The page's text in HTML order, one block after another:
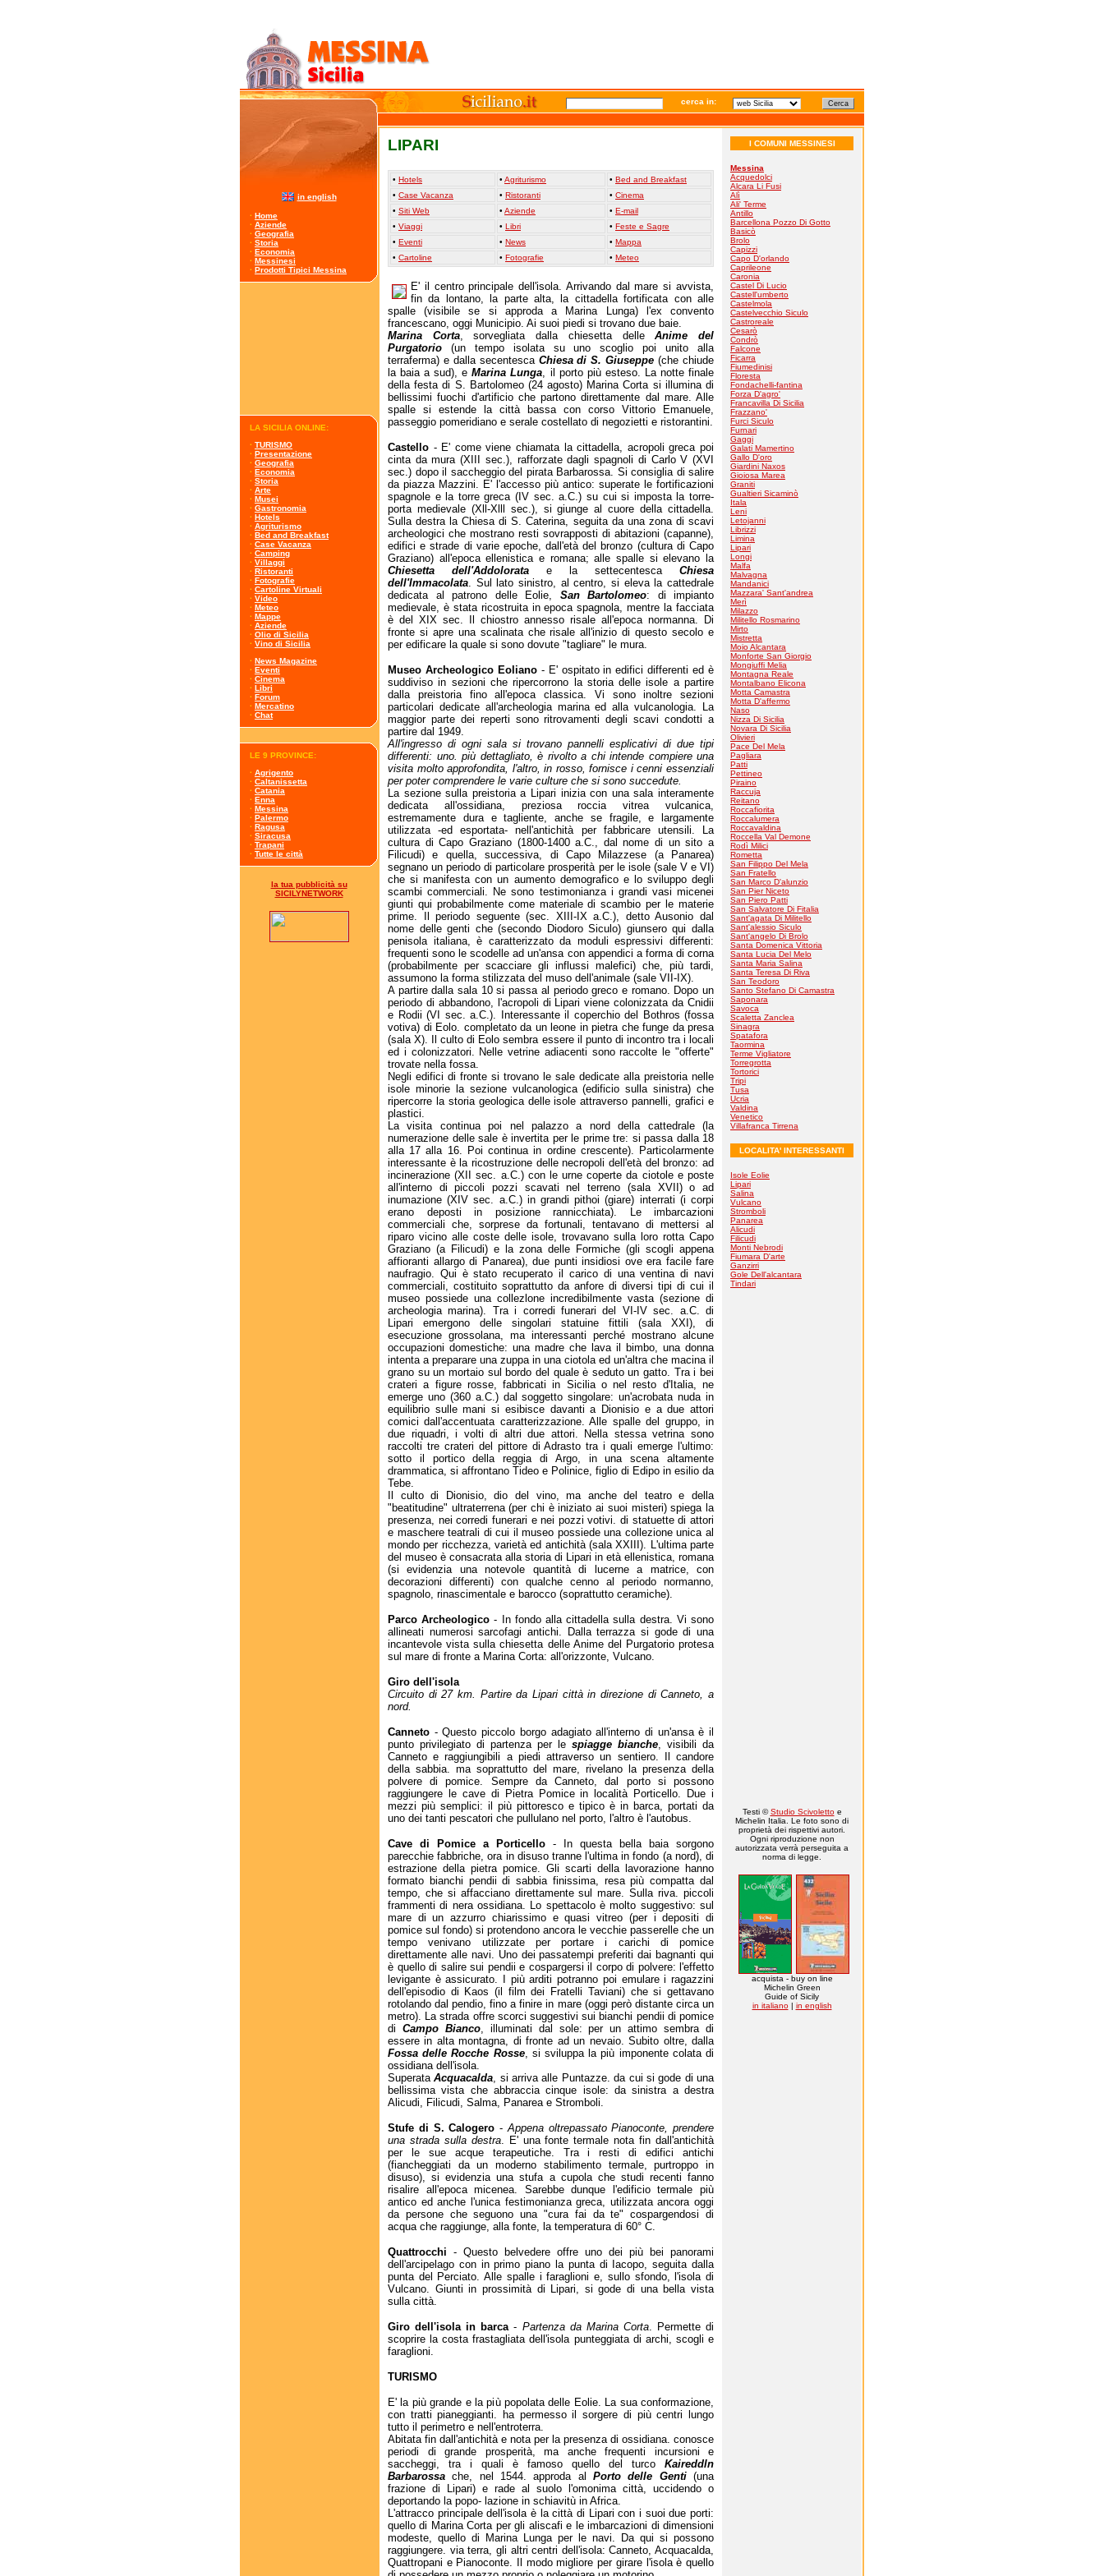
cerca in:
in english
· Home
· Aziende
· Geografia
· Storia
· Economia
· Messinesi
· Prodotti Tipici Messina
LA SICILIA ONLINE:
· TURISMO
· Presentazione
· Geografia
· Economia
· Storia
· Arte
· Musei
· Gastronomia
· Hotels
· Agriturismo
· Bed and Breakfast
· Case Vacanza
· Camping
· Villaggi
· Ristoranti
· Fotografie
· Cartoline Virtuali
· Video
· Meteo
· Mappe
· Aziende
· Olio di Sicilia
· Vino di Sicilia
· News Magazine
· Eventi
· Cinema
· Libri
· Forum
· Mercatino
· Chat
LE 9 PROVINCE:
· Agrigento
· Caltanissetta
· Catania
· Enna
· Messina
· Palermo
· Ragusa
· Siracusa
· Trapani
· Tutte le città
la tua pubblicità su
SICILYNETWORK
LIPARI
• Hotels • Agriturismo • Bed and Breakfast
• Case Vacanza • Ristoranti • Cinema
• Siti Web • Aziende • E-mail
• Viaggi • Libri • Feste e Sagre
• Eventi • News • Mappa
• Cartoline • Fotografie • Meteo
E' il centro principale dell'isola. Arrivando dal mare si avvista,
fin da lontano, la parte alta, la cittadella fortificata con alle
spalle (visibile se si approda a Marina Lunga) l'ex convento
francescano, oggi Municipio. Ai suoi piedi si trovano due baie.
Marina Corta, sorvegliata dalla chiesetta delleAnime del
Purgatorio (un tempo isolata su uno scoglio poi unito alla
terraferma) e dalla secentesca Chiesa di S. Giuseppe (che chiude
la baia a sud), eMarina Lunga , il porto più esteso. La notte finale
della festa di S. Bartolomeo (24 agosto) Marina Corta si illumina di
bellissimi fuochi d'artificio che partono direttamente dal mare. Alle
spalle si estende la città bassa con corso Vittorio Emanuele,
passeggio pomeridiano e serale costellato di negozietti e ristorantini.
Castello - E' come viene chiamata la cittadella, acropoli greca poi
cinta da mura (XIII sec.), rafforzate dagli spagnoli di Carlo V (XVI
sec.) dopo il saccheggio del pirata Barbarossa. Si consiglia di salire
da piazza Mazzini. E' l'accesso più antico: superate le fortificazioni
spagnole e la torre greca (IV sec. a.C.) su cui si imposta la torre-
porta medievale (Xll-Xlll sec.), si giunge al cuore della cittadella.
Sulla destra la Chiesa di S. Caterina, seguita da una zona di scavi
archeologici che mostrano resti sovrapposti di abitazioni (capanne),
edifici e strade di varie epoche, dall'età del bronzo (cultura di Capo
Graziano) all'epoca ellenistica e romana; alle spalle si elevano la
Chiesetta dell'Addolorata e la settecentesca Chiesa
dell'Immacolata . Sul lato sinistro, al centro, si eleva la cattedrale
dedicata al patrono delle Eolie, San Bartolomeo: di impianto
medievale, è stata ricostruita in epoca spagnola, mentre la facciata
è del XIX sec. Il chiostro annesso risale all'epoca normanna. Di
fronte si apre una scalinata che risale all'inizio di questo secolo e
per edificare la quale si sono dovute "tagliare" le mura.
Museo Archeologico Eoliano- E' ospitato in edifici differenti ed è
suddiviso in sezioni che ripercorrono la storia delle isole a partire
dalla preistoria fino all'epoca classica. Vi sono inoltre sezioni
particolari dedicate all'archeologia marina ed alla vulcanologia. La
maggior parte dei reperti sono ritrovamenti degli scavi condotti a
partire dal 1949.
All'ingresso di ogni sala si trovano pannelli esplicativi di due tipi
differenti: uno. più dettagliato, è rivolto a chi intende compiere una
visita molto approfondita, l'altro, in rosso, fornisce i cenni essenziali
per poter comprendere le varie culture che si sono succedute.
La sezione sulla preistoria a Lipari inizia con una sala interamente
dedicata all'ossidiana, preziosa roccia vitrea vulcanica,
estremamente dura e tagliente, anche se fragile, e largamente
utilizzata -ed esportata- nell'antichità per fabbricare utensili. La
cultura di Capo Graziano (1800-1400 a.C., dal nome di un sito a
Filicudi) e quella, successiva, di Capo Milazzese (a Panarea)
segnano un periodo di particolare prosperità per le isole (sale V e VI)
che si manifesta con un aumento demografico e lo sviluppo degli
scambi commerciali. Ne sono testimonianza i grandi vasi micenei
giunti qui probabilmente come materiale di scambio per le materie
prime. Il periodo seguente (sec. XIII-IX a.C.), detto Ausonio dal
nome delle genti che (secondo Diodoro Siculo) giunsero qui dalla
penisola italiana, è caratterizzato da moduli espressivi differenti:
frequenti sono le scodelle ad un'ansa con appendici a forma di corna
(probabilmente per scacciare gli influssi malefici) che, più tardi,
assumono la forma stilizzata del muso dell'animale (sale VII-IX).
A partire dalla sala 10 si passa al periodo greco e romano. Dopo un
periodo di abbandono, l'acropoli di Lipari viene colonizzata da Cnidii
e Rodii (VI sec. a.C.). Interessante il coperchio del Bothros (fossa
votiva) di Eolo. completato da un leone in pietra che funge da presa
(sala X). Il culto di Eolo sembra essere il punto di incontro tra i locali
ed i colonizzatori. Nelle vetrine adiacenti sono raccolte le "offerte"
trovate nella fossa.
Negli edifici di fronte si trovano le sale dedicate alla preistoria nelle
isole minorie la sezione vulcanologica (edificio sulla sinistra) che
ripercorre la storia geologica delle isole attraverso pannelli, grafici e
plastici.
La visita continua poi nel palazzo a nord della cattedrale (la
numerazione delle sale è invertita per le prime tre: si passa dalla 18
alla 17 alla 16. Poi continua in ordine crescente). Particolarmente
interessante è la ricostruzione delle necropoli dell'età del bronzo: ad
incinerazione (XII sec. a.C.) con le urne coperte da ciotole e poste
all'interno di piccoli pozzi scavati nel terreno (sala XVII) o ad
inumazione (XIV sec. a.C.) in grandi pithoi (giare) interrati (i corpi
erano deposti in posizione rannicchiata). Le imbarcazioni
commerciali che, sorprese da fortunali, tentavano di mettersi al
riparo vicino alle coste delle isole, trovavano sulla loro rotta Capo
Graziano (a Filicudi) e la zona delle Formiche (gli scogli appena
affioranti allargo di Panarea), due punti insidiosi ove era facile fare
naufragio. Qui è stato recuperato il carico di una ventina di navi
commerciali, costituito soprattutto da anfore di diversi tipi di cui il
museo possiede una collezlone incredibilmente vasta (sezione di
archeologia marina). Tra i corredi funerari del VI-IV sec. a.C. di
Lipari emergono delle singolari statuine fittili (sala XXI), di
esecuzione grossolana, ma interessanti perché mostrano alcune
occupazioni domestiche: una madre che lava il bimbo, una donna
intenta a preparare una zuppa in una ciotola ed un'altra che macina il
grano su un mortaio sul bordo del quale è seduto un gatto. Tra i bei
crateri a figure rosse, fabbricati in Sicilia o nel resto d'Italia, ne
emerge uno (360 a.C.) dal soggetto singolare: un'acrobata nuda in
equilibrio sulle mani si esibisce davanti a Dionisio e a due attori
comici dall'accentuata caratterizzazione. Alle spalle del gruppo, in
due riquadri, i volti di altri due attori. Nella stessa vetrina sono
raccolti tre crateri del pittore di Adrasto tra i quali emerge l'ultimo:
sotto il portico della reggia di Argo, in una scena altamente
drammatica, si affrontano Tideo e Polinice, figlio di Edipo in esilio da
Tebe.
Il culto di Dionisio, dio del vino, ma anche del teatro e della
"beatitudine" ultraterrena (per chi è iniziato ai suoi misteri) spiega la
presenza, nei corredi funerari e nei pozzi votivi. di statuette di attori
e maschere teatrali di cui il museo possiede una collezione unica al
mondo per ricchezza, varietà ed antichità (sala XXIII). L'ultima parte
del museo è consacrata alla storia di Lipari in età ellenistica, romana
(si evidenzia una notevole quantità di lucerne a matrice, con
decorazioni differenti) con qualche cenno al periodo normanno,
spagnolo, rinascimentale e barocco (soprattutto ceramiche).
Parco Archeologico - In fondo alla cittadella sulla destra. Vi sono
allineati numerosi sarcofagi antichi. Dalla terrazza si gode di una
incantevole vista sulla chiesetta delle Anime del Purgatorio protesa
sul mare di fronte a Marina Corta: all'orizzonte, Vulcano.
Giro dell'isola
Circuito di 27 km. Partire da Lipari città in direzione di Canneto, a
nord.
Canneto - Questo piccolo borgo adagiato all'interno di un'ansa è il
punto privilegiato di partenza per le spiagge bianche , visibili da
Canneto e raggiungibili a piedi attraverso un sentiero. Il candore
della sabbia. ma soprattutto del mare, rivelano la presenza della
polvere di pomice. Sempre da Canneto, dal porto si possono
raggiungere le cave di Pietra Pomice in località Porticello. Due i
mezzi più semplici: il più pittoresco e tipico è in barca, portati da
uno dei tanti pescatori che pullulano nel porto, l'altro è l'autobus.
Cave di Pomice a Porticello - In questa bella baia sorgono
parecchie fabbriche, ora in disuso tranne l'ultima in fondo (a nord), di
estrazione della pietra pomice. Gli scarti della lavorazione hanno
formato bianchi pendii di sabbia finissima, resa più compatta dal
tempo, che si affacciano direttamente sul mare. Sulla riva. piccoli
frammenti di nera ossidiana. Lo spettacolo è molto suggestivo: sul
mare di un azzurro chiarissimo e quasi vitreo (per i depositi di
pomice sul fondo) si protendono ancora le vecchie passerelle che un
tempo venivano utilizzate per portare i carichi di pomice
direttamente alle navi. Uno dei passatempi preferiti dai bagnanti qui
è quello di salire sui pendii e cospargersi il corpo di polvere: l'effetto
levigante è assicurato. I più arditi potranno poi emulare i ragazzini
dell'episodio di Kaos (il film dei Fratelli Taviani) che si gettavano
rotolando dal pendio, fino a finire in mare (oggi però distante circa un
metro). La strada offre scorci suggestivi sui bianchi pendii di pomice
di Campo Bianco, illuminati dal sole: per un attimo sembra di
essere in alta montagna, di fronte ad un nevaio. Subito oltre, dalla
Fossa delle Rocche Rosse, si sviluppa la più imponente colata di
ossidiana dell'isola.
SuperataAcquacalda , si arriva alle Puntazze. da cui si gode di una
bellissima vista che abbraccia cinque isole: da sinistra a destra
Alicudi, Filicudi, Salma, Panarea e Stromboli.
Stufe di S. Calogero - Appena oltrepassato Pianoconte, prendere
una strada sulla destra. E' una fonte termale nota fin dall'antichità
per le sue acque terapeutiche. Tra i resti di edifici antichi
(fiancheggiati da un moderno stabilimento termale, purtroppo in
disuso), si evidenzia una stufa a cupola che studi recenti fanno
risalire all'epoca micenea. Sarebbe dunque l'edificio termale più
antico ed anche l'unica festimonianza greca, utilizzata ancora oggi
da persone che seguono una "cura fai da te" cospargendosi di
acqua che raggiunge, alla fonte, la temperatura di 60° C.
Quattrocchi - Questo belvedere offre uno dei più bei panorami
dell'arcipelago con in primo piano la punta di Iacopo, seguita dalla
punta del Perciato. Alle spalle i faraglioni e, sullo sfondo, l'isola di
Vulcano. Giunti in prossimità di Lipari, si gode di una bella vista
sulla città.
Giro dell'isola in barca - Partenza da Marina Corta. Permette di
scoprire la costa frastagliata dell'isola punteggiata di archi, scogli e
faraglioni.
TURISMO
E' la più grande e la più popolata delle Eolie. La sua conformazione,
con tratti pianeggianti. ha permesso il sorgere di più centri lungo
tutto il perimetro e nell'entroterra.
Abitata fin dall'antichità e nota per la presenza di ossidiana. conosce
periodi di grande prosperità, ma anche frequenti incursioni e
saccheggi, tra i quali è famoso quello del turco Kaireddln
Barbarossa che, nel 1544. approda al Porto delle Genti(una
frazione di Lipari) e rade al suolo l'omonima città, uccidendo o
deportando la popo- lazione in schiavitù in Africa.
L'attracco principale dell'isola è la città di Lipari con i suoi due porti:
quello di Marina Corta per gli aliscafi e le imbarcazioni di dimensioni
modeste, quello di Marina Lunga per le navi. Da qui si possono
raggiungere. via terra, gli altri centri dell'isola: Canneto, Acquacalda,
Quattropani e Pianoconte. Il modo migliore per girare l'isola è quello
I COMUNI MESSINESI
Messina
Acquedolci
Alcara Li Fusi
Alì
Ali' Terme
Antillo
Barcellona Pozzo Di Gotto
Basicò
Brolo
Capizzi
Capo D'orlando
Caprileone
Caronia
Castel Di Lucio
Castell'umberto
Castelmola
Castelvecchio Siculo
Castroreale
Cesarò
Condrò
Falcone
Ficarra
Fiumedinisi
Floresta
Fondachelli-fantina
Forza D'agro'
Francavilla Di Sicilia
Frazzano'
Furci Siculo
Furnari
Gaggi
Galati Mamertino
Gallo D'oro
Giardini Naxos
Gioiosa Marea
Graniti
Gualtieri Sicaminò
Itala
Leni
Letojanni
Librizzi
Limina
Lipari
Longi
Malfa
Malvagna
Mandanici
Mazzara' Sant'andrea
Merì
Milazzo
Militello Rosmarino
Mirto
Mistretta
Moio Alcantara
Monforte San Giorgio
Mongiuffi Melia
Montagna Reale
Montalbano Elicona
Motta Camastra
Motta D'affermo
Naso
Nizza Di Sicilia
Novara Di Sicilia
Olivieri
Pace Del Mela
Pagliara
Patti
Pettineo
Piraino
Raccuja
Reitano
Roccafiorita
Roccalumera
Roccavaldina
Roccella Val Demone
Rodì Milici
Rometta
San Filippo Del Mela
San Fratello
San Marco D'alunzio
San Pier Niceto
San Piero Patti
San Salvatore Di Fitalia
Sant'agata Di Militello
Sant'alessio Siculo
Sant'angelo Di Brolo
Santa Domenica Vittoria
Santa Lucia Del Melo
Santa Maria Salina
Santa Teresa Di Riva
San Teodoro
Santo Stefano Di Camastra
Saponara
Savoca
Scaletta Zanclea
Sinagra
Spatafora
Taormina
Terme Vigliatore
Torregrotta
Tortorici
Tripi
Tusa
Ucria
Valdina
Venetico
Villafranca Tirrena
LOCALITA' INTERESSANTI
Isole Eolie
Lipari
Salina
Vulcano
Stromboli
Panarea
Alicudi
Filicudi
Monti Nebrodi
Fiumara D'arte
Ganzirri
Gole Dell'alcantara
Tindari
Testi ©Studio Scivolettoe
Michelin Italia. Le foto sono di
proprietà dei rispettivi autori.
Ogni riproduzione non
autorizzata verrà perseguita a
norma di legge.
acquista - buy on line
Michelin Green
Guide of Sicily
in italiano| in english